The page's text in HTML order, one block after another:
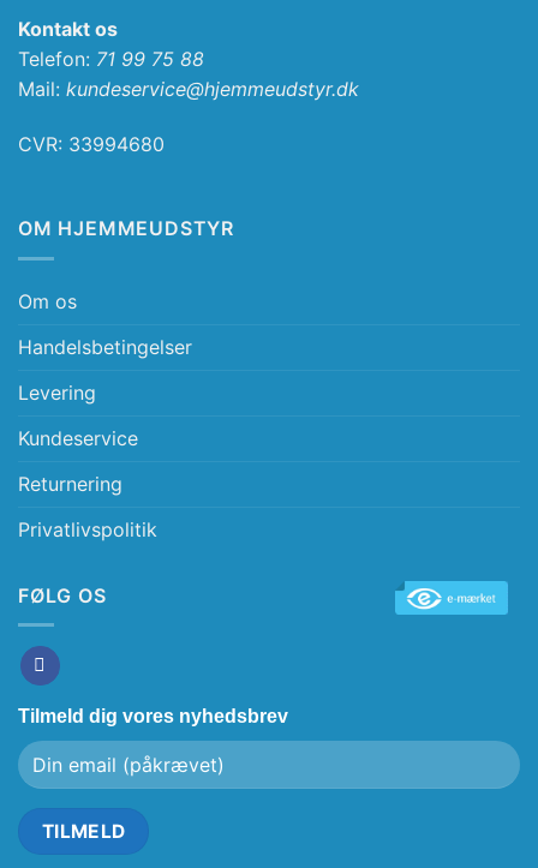
Kontakt os
Telefon: 71 99 75 88
Mail: kundeservice@hjemmeudstyr.dk
CVR: 33994680
OM HJEMMEUDSTYR
Om os
Handelsbetingelser
Levering
Kundeservice
Returnering
Privatlivspolitik
FØLG OS
Tilmeld dig vores nyhedsbrev